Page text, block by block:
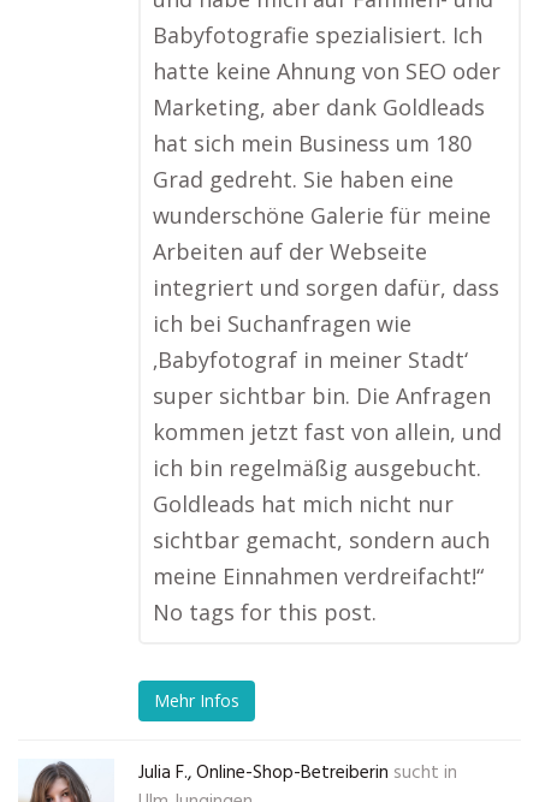
Babyfotografie spezialisiert. Ich
hatte keine Ahnung von SEO oder
Marketing, aber dank Goldleads
hat sich mein Business um 180
Grad gedreht. Sie haben eine
wunderschöne Galerie für meine
Arbeiten auf der Webseite
integriert und sorgen dafür, dass
ich bei Suchanfragen wie
‚Babyfotograf in meiner Stadt‘
super sichtbar bin. Die Anfragen
kommen jetzt fast von allein, und
ich bin regelmäßig ausgebucht.
Goldleads hat mich nicht nur
sichtbar gemacht, sondern auch
meine Einnahmen verdreifacht!“
No tags for this post.
Mehr Infos
Julia F., Online-Shop-Betreiberin sucht in